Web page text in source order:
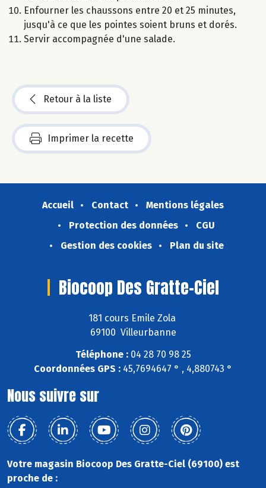
Enfourner les chaussons entre 20 et 25 minutes,
jusqu'à ce que les pointes soient bruns et dorés.
Servir accompagnée d'une salade.
Retour à la liste
Imprimer la recette
Accueil Contact
Mentions légales
Protection des données
CGU
Gestion des cookies
Plan du site
Biocoop Des Gratte-Ciel
181 cours Emile Zola
69100 Villeurbanne
Téléphone :04 28 70 98 25
Coordonnées GPS : 45,7694647 ° , 4,880743 °
Nous suivre sur
Votre magasin Biocoop Des Gratte-Ciel (69100) est
proche de :